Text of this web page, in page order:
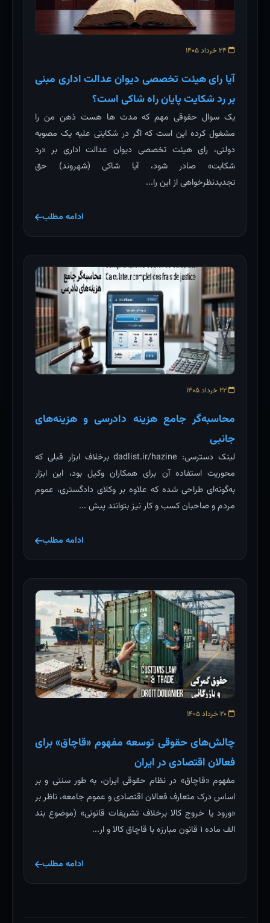
آیا رای هیئت تخصصی دیوان عدالت اداری مبنی
بر رد شکایت پایان راه شاکی است؟
یک سوال حقوقی مهم که مدت ها هست ذهن من را
مشغول کرده این است که اگر در شکایتی علیه یک مصوبه
دولتی، رای هیئت تخصصی دیوان عدالت اداری بر «رد
شکایت» صادر شود، آیا شاکی (شهروند) حق
تجدیدنظرخواهی از این را...
ادامه مطلب
محاسبه‌گر جامع هزینه دادرسی و هزینه‌های
جانبی
لینک دسترسی: dadlist.ir/hazine برخلاف ابزار قبلی که
محوریت استفاده آن برای همکاران وکیل بود، این ابزار
به‌گونه‌ای طراحی شده که علاوه بر وکلای دادگستری، عموم
مردم و صاحبان کسب و کار نیز بتوانند پیش ...
ادامه مطلب
چالش‌های حقوقی توسعه مفهوم «قاچاق» برای
فعالان اقتصادی در ایران
مفهوم «قاچاق» در نظام حقوقی ایران، به طور سنتی و بر
اساس درک متعارف فعالان اقتصادی و عموم جامعه، ناظر بر
«ورود یا خروج کالا برخلاف تشریفات قانونی» (موضوع بند
الف ماده ۱ قانون مبارزه با قاچاق کالا و ار...
ادامه مطلب